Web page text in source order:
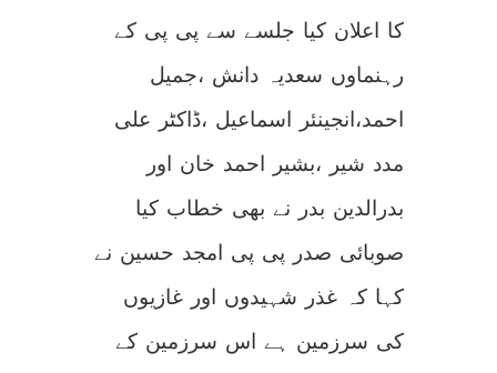
کا اعلان کیا جلسے سے پی پی کے
رہنماوں سعدیہ دانش ،جمیل
احمد،انجینئر اسماعیل ،ڈاکٹر علی
مدد شیر ،بشیر احمد خان اور
بدرالدین بدر نے بھی خطاب کیا
صوبائی صدر پی پی امجد حسین نے
کہا کہ غذر شہیدوں اور غازیوں
کی سرزمین ہے اس سرزمین کے